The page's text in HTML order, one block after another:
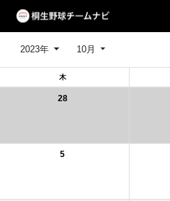
2023年 10月
木
28
5